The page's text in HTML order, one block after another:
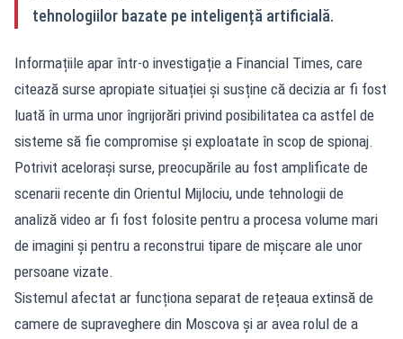
tehnologiilor bazate pe inteligență artificială.
Informațiile apar într-o investigație a Financial Times, care
citează surse apropiate situației și susține că decizia ar fi fost
luată în urma unor îngrijorări privind posibilitatea ca astfel de
sisteme să fie compromise și exploatate în scop de spionaj.
Potrivit acelorași surse, preocupările au fost amplificate de
scenarii recente din Orientul Mijlociu, unde tehnologii de
analiză video ar fi fost folosite pentru a procesa volume mari
de imagini și pentru a reconstrui tipare de mișcare ale unor
persoane vizate.
Sistemul afectat ar funcționa separat de rețeaua extinsă de
camere de supraveghere din Moscova și ar avea rolul de a